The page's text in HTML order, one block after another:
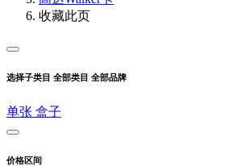
收藏此页
选择子类目 全部类目 全部品牌
单张 盒子
价格区间